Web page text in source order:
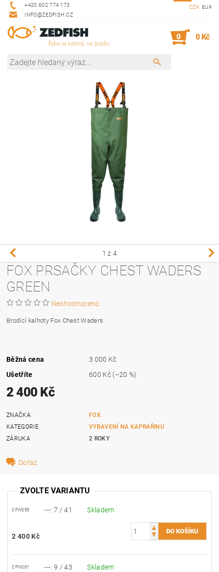
+420 602 774 173
INFO@ZEDFISH.CZ
CZK EUR
0 0 Kč
1 z 4
FOX PRSAČKY CHEST WADERS
GREEN
Neohodnoceno
Brodící kalhoty Fox Chest Waders
Běžná cena
3 000 Kč
Ušetříte
600 Kč (–20 %)
2 400 Kč
ZNAČKA
FOX
KATEGORIE
VYBAVENÍ NA KAPRAŘINU
ZÁRUKA
2 ROKY
Dotaz
ZVOLTE VARIANTU
CFW059 ---: 7 / 41 Skladem
2 400 Kč
CFW061 ---: 9 / 43 Skladem